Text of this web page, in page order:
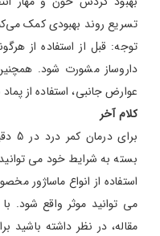
تسریع روند بهبودی کمک
توجه: قبل از استفاده از
داروساز مشورت شود.
عوارض جانبی، استفاده از
کلام آخر
بسته به شرایط خود می توانید
استفاده از انواع ماساژور
می توانید موثر واقع شود.
مقاله، در نظر داشته باشید